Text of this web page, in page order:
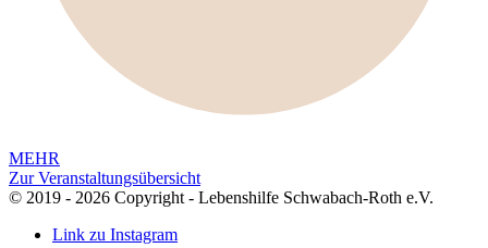
MEHR
Zur Veranstaltungsübersicht
© 2019 - 2026 Copyright - Lebenshilfe Schwabach-Roth e.V.
Link zu Instagram